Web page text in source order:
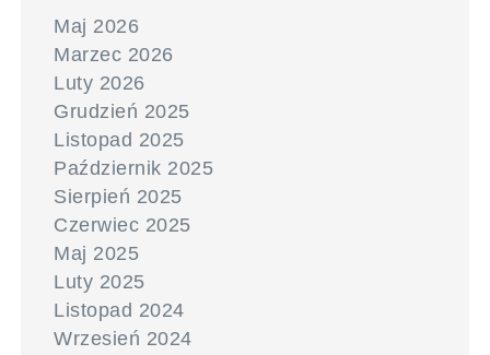
Maj 2026
Marzec 2026
Luty 2026
Grudzień 2025
Listopad 2025
Październik 2025
Sierpień 2025
Czerwiec 2025
Maj 2025
Luty 2025
Listopad 2024
Wrzesień 2024